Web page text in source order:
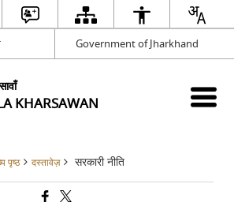
Government of Jharkhand
KHARSAWAN
पृष्ठ दस्तावेज़ सरकारी नीति